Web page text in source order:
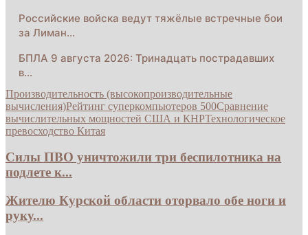
Российские войска ведут тяжёлые встречные бои
за Лиман…
БПЛА 9 августа 2026: Тринадцать пострадавших
в…
Производительность (высокопроизводительные
вычисления)Рейтинг суперкомпьютеров 500Сравнение
вычислительных мощностей США и КНРТехнологическое
превосходство Китая
Силы ПВО уничтожили три беспилотника на
подлете к...
Жителю Курской области оторвало обе ноги и
руку...